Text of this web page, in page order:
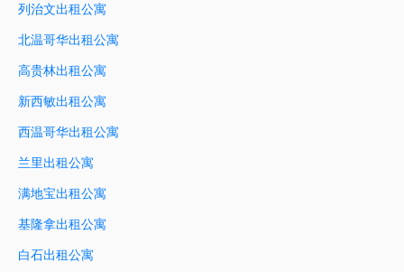
列治文出租公寓
北温哥华出租公寓
高贵林出租公寓
新西敏出租公寓
西温哥华出租公寓
兰里出租公寓
满地宝出租公寓
基隆拿出租公寓
白石出租公寓